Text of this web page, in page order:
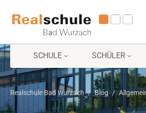
SCHULE SCHÜLER
Realschule Bad Wurzach Blog